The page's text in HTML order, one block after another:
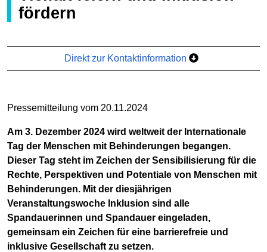
fördern
Direkt zur Kontaktinformation
Pressemitteilung vom 20.11.2024
Am 3. Dezember 2024 wird weltweit der Internationale
Tag der Menschen mit Behinderungen begangen.
Dieser Tag steht im Zeichen der Sensibilisierung für die
Rechte, Perspektiven und Potentiale von Menschen mit
Behinderungen. Mit der diesjährigen
Veranstaltungswoche Inklusion sind alle
Spandauerinnen und Spandauer eingeladen,
gemeinsam ein Zeichen für eine barrierefreie und
inklusive Gesellschaft zu setzen.